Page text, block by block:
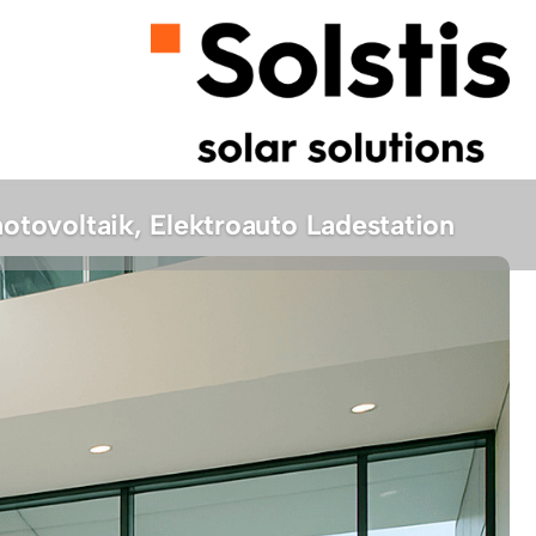
Elektroauto Ladestation